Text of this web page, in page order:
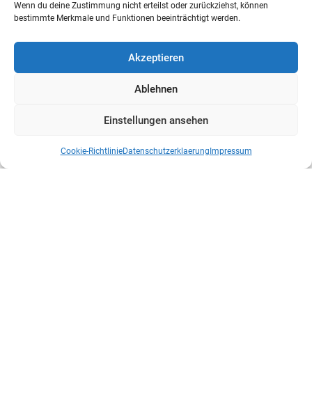
Wenn du deine Zustimmung nicht erteilst oder zurückziehst, können
bestimmte Merkmale und Funktionen beeinträchtigt werden.
Akzeptieren
Ablehnen
Einstellungen ansehen
Cookie-RichtlinieDatenschutzerklaerung Impressum